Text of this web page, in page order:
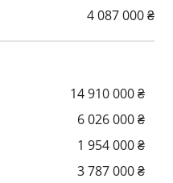
4 087 000 ₴
14 910 000 ₴
6 026 000 ₴
1 954 000 ₴
3 787 000 ₴